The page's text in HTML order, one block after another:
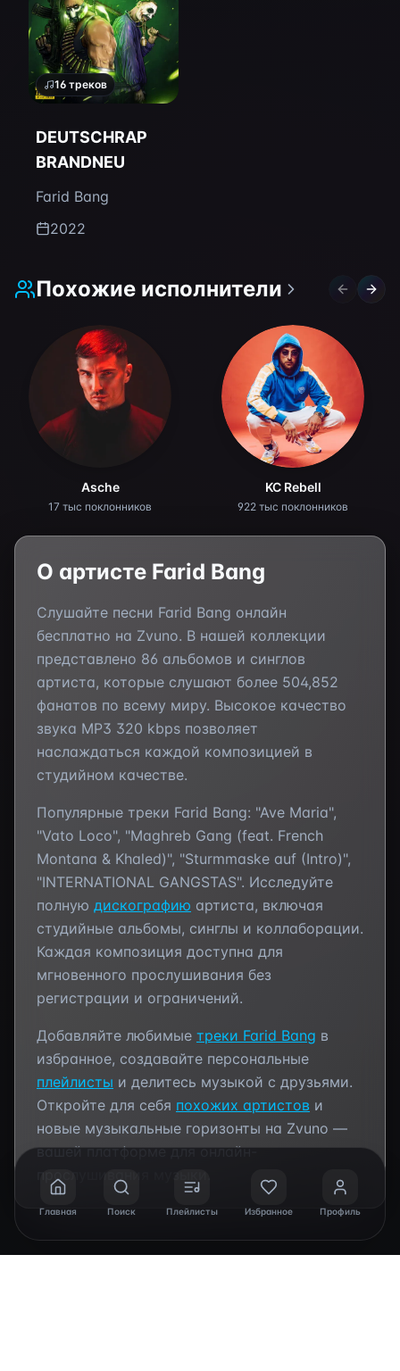
16 треков
DEUTSCHRAP
BRANDNEU
Farid Bang
2022
Похожие исполнители Previous
Asche
17 тыс поклонников
KC Rebell
922 тыс поклонников
О артисте Farid Bang
Слушайте песни Farid Bang онлайн
бесплатно на Zvuno. В нашей коллекции
представлено 86 альбомов и синглов
артиста, которые слушают более 504,852
фанатов по всему миру. Высокое качество
звука MP3 320 kbps позволяет
наслаждаться каждой композицией в
студийном качестве.
Популярные треки Farid Bang: "Ave Maria",
"Vato Loco", "Maghreb Gang (feat. French
Montana & Khaled)", "Sturmmaske auf (Intro)",
"INTERNATIONAL GANGSTAS". Исследуйте
полную дискографию артиста, включая
студийные альбомы, синглы и коллаборации.
Каждая композиция доступна для
мгновенного прослушивания без
регистрации и ограничений.
Добавляйте любимые треки Farid Bang в
избранное, создавайте персональные
плейлисты и делитесь музыкой с друзьями.
Откройте для себя похожих артистов и
новые музыкальные горизонты на Zvuno —
вашей платформе для онлайн-
прослушивания музыки.
Главная Поиск Плейлисты Избранное Профиль